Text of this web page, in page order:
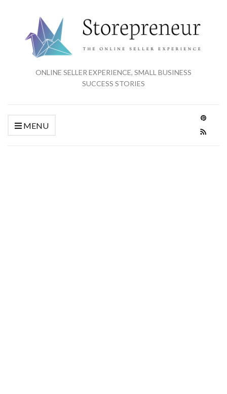
ONLINE SELLER EXPERIENCE, SMALL BUSINESS
SUCCESS STORIES
MENU